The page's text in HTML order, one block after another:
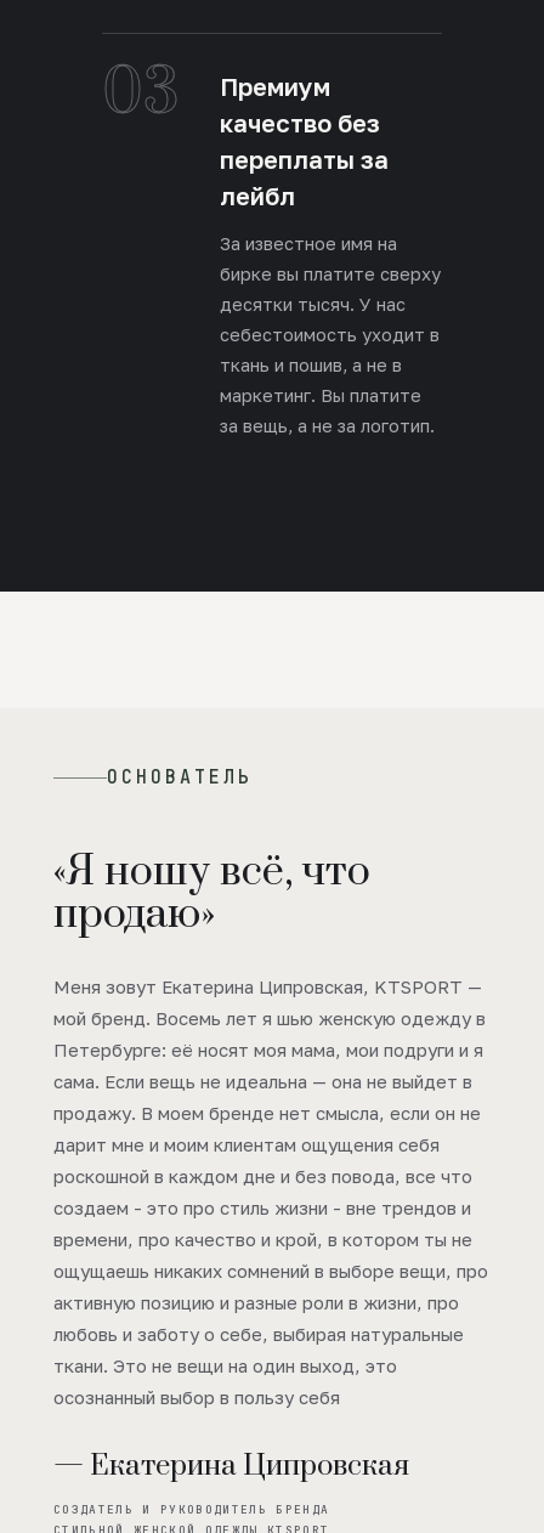
03
Премиум
качество без
переплаты за
лейбл
За известное имя на
бирке вы платите сверху
десятки тысяч. У нас
себестоимость уходит в
ткань и пошив, а не в
маркетинг. Вы платите
за вещь, а не за логотип.
ОСНОВАТЕЛЬ
«Я ношу всё, что
продаю»
Меня зовут Екатерина Ципровская, KTSPORT —
мой бренд. Восемь лет я шью женскую одежду в
Петербурге: её носят моя мама, мои подруги и я
сама. Если вещь не идеальна — она не выйдет в
продажу. В моем бренде нет смысла, если он не
дарит мне и моим клиентам ощущения себя
роскошной в каждом дне и без повода, все что
создаем - это про стиль жизни - вне трендов и
времени, про качество и крой, в котором ты не
ощущаешь никаких сомнений в выборе вещи, про
активную позицию и разные роли в жизни, про
любовь и заботу о себе, выбирая натуральные
ткани. Это не вещи на один выход, это
осознанный выбор в пользу себя
— Екатерина Ципровская
СОЗДАТЕЛЬ И РУКОВОДИТЕЛЬ БРЕНДА